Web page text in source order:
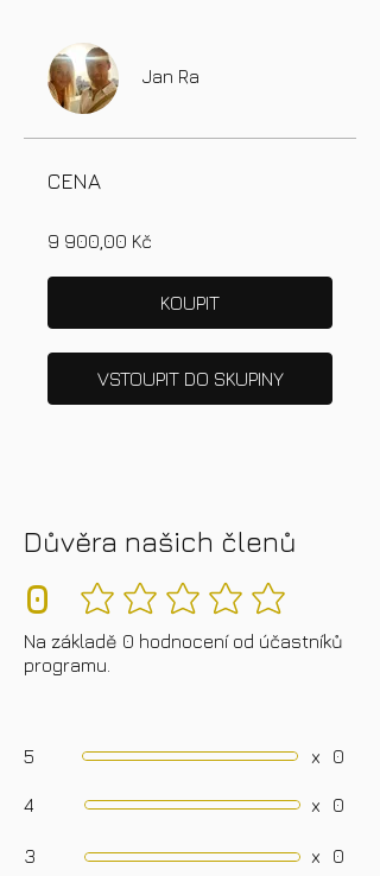
Jan Ra
CENA
9 900,00 Kč
KOUPIT
VSTOUPIT DO SKUPINY
Důvěra našich členů
0 Zatím žádná hodnocení
Na základě 0 hodnocení od účastníků
programu.
5 x 0
4 x 0
3 x 0